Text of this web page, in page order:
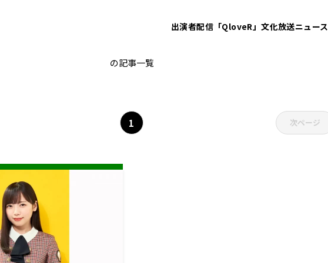
出演者配信「QloveR」文化放送ニュース
の記事一覧
1 次ページ